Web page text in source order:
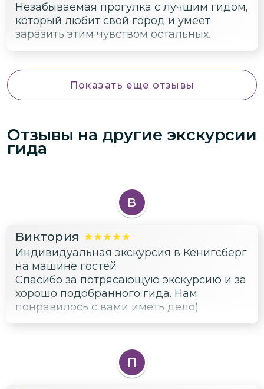
Незабываемая прогулка с лучшим гидом,
который любит свой город и умеет
заразить этим чувством остальных.
Показать еще отзывы
Отзывы на другие экскурсии
гида
В
Виктория
Индивидуальная экскурсия в Кёнигсберг
на машине гостей
Спасибо за потрясающую экскурсию и за
хорошо подобранного гида. Нам
понравилось с вами иметь дело)
П